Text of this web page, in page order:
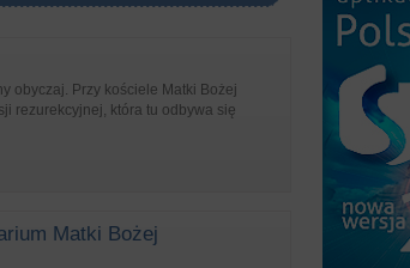
obyczaj. Przy kościele Matki Bożej
rezurekcyjnej, która tu odbywa się
Matki Bożej